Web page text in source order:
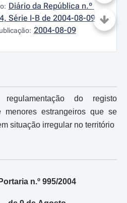
Diário da República n.º
Série I-B de 2004-08-09
2004-08-09
do registo
menores estrangeiros que se
situação irregular no território
Portaria n.º 995/2004